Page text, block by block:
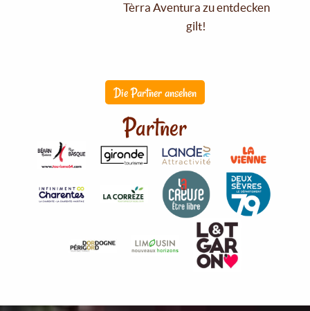
Tèrra Aventura zu entdecken
gilt!
Die Partner ansehen
Partner